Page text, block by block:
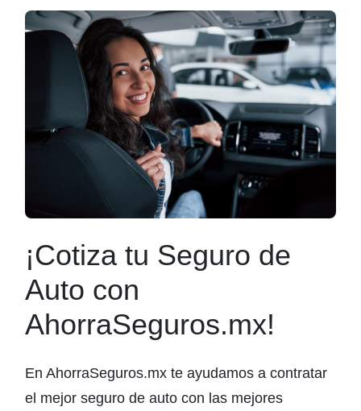
¡Cotiza tu Seguro de
Auto con
AhorraSeguros.mx!
En AhorraSeguros.mx te ayudamos a contratar
el mejor seguro de auto con las mejores